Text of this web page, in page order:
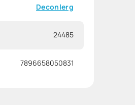
Deconlerg
24485
7896658050831